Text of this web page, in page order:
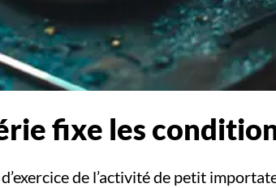
fixe les
de l’activité de petit